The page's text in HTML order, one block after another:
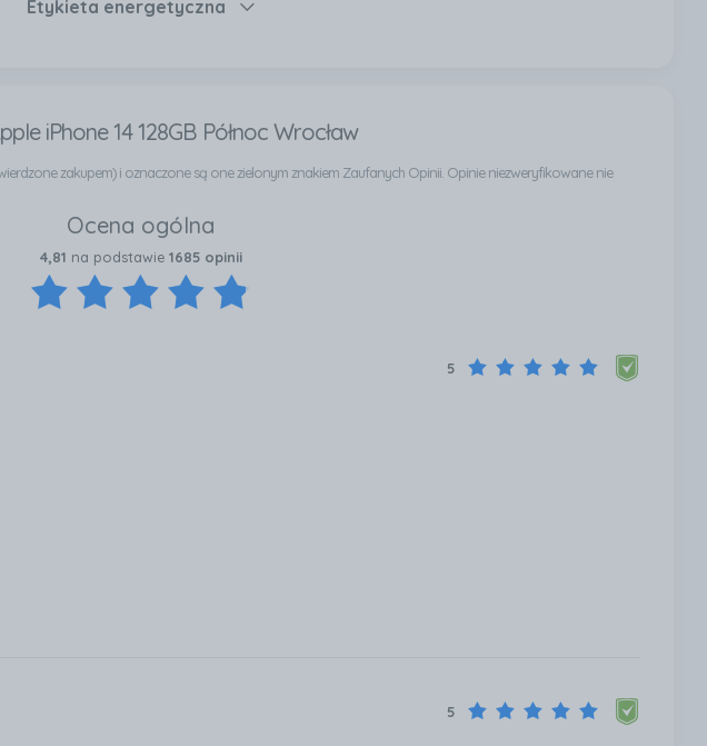
Etykieta energetyczna
iPhone 14 128GB Północ Wrocław
zakupem) i oznaczone są one zielonym znakiem Zaufanych Opinii. Opinie niezweryfikowane nie
Ocena ogólna
4,81 na podstawie 1685 opinii
5
5